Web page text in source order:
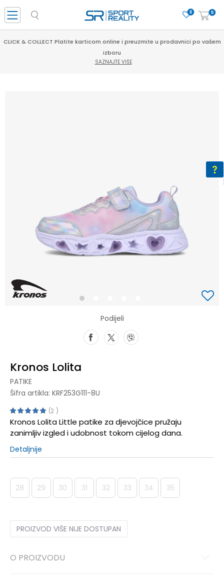
0
0
CLICK & COLLECT Platite karticom online i preuzmite u prodavnici po vašem
izboru
SAZNAJTE VIŠE
1
Podijeli
Kronos Lolita
PATIKE
Šifra artikla: KRF253G111-8U
2
Kronos Lolita Little patike za djevojčice pružaju
zanimljiv izgled i udobnost tokom cijelog dana.
Detaljnije
28 29 30 31 32 33 34 35
PROIZVOD VIŠE NIJE DOSTUPAN
O PROIZVODU